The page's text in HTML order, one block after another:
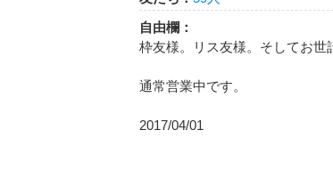
自由欄：
枠友様。リス友様。そしてお世
通常営業中です。
2017/04/01